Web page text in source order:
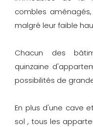
combles
malgré leur faible
Chacun des
quinzaine
possibilités de
En plus d'une cave
sol , tous les